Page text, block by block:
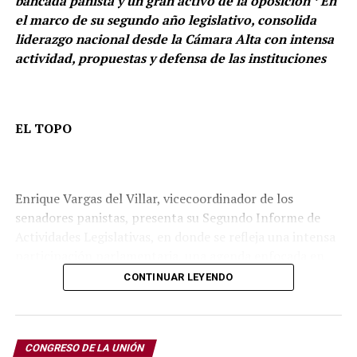
Vargas reitera que está firme en la defensa de los
trabajadores del país.
el marco de su segundo año legislativo, consolida
liderazgo nacional desde la Cámara Alta con intensa
actividad, propuestas y defensa de las instituciones
EL TOPO
Enrique Vargas del Villar, vicecoordinador de los
senadores panistas, presenta su Segundo Informe de
seguridad, justicia, vivienda, protección de la niñez y
fortalecimiento institucional, además de una presencia
constante en los órganos de decisión más importantes
CONTINUAR LEYENDO
CONGRESO DE LA UNIÓN